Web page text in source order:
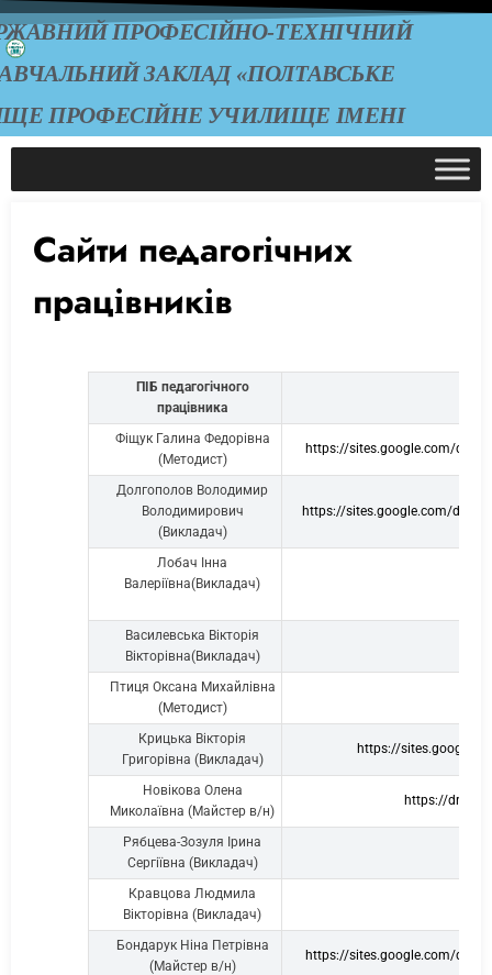
ПРОФЕСІЙНО-ТЕХНІЧНИЙ
ЗАКЛАД «ПОЛТАВСЬКЕ
ПРОФЕСІЙНЕ УЧИЛИЩЕ ІМЕНІ
Сайти педагогічних
працівників
ПІБ педагогічного
працівника
Фіщук Галина Федорівна
(Методист)
https://sites.google.com/d/
Долгополов Володимир
Володимирович
(Викладач)
https://sites.google.com/d/
Лобач Інна
Валеріївна(Викладач)
Василевська Вікторія
Вікторівна(Викладач)
Птиця Оксана Михайлівна
(Методист)
Крицька Вікторія
Григорівна (Викладач)
https://
Новікова Олена
Миколаївна (Майстер в/н)
https://
Рябцева-Зозуля Ірина
Сергіївна (Викладач)
Кравцова Людмила
Вікторівна (Викладач)
Бондарук Ніна Петрівна
(Майстер в/н)
https://sites.google.com/d/